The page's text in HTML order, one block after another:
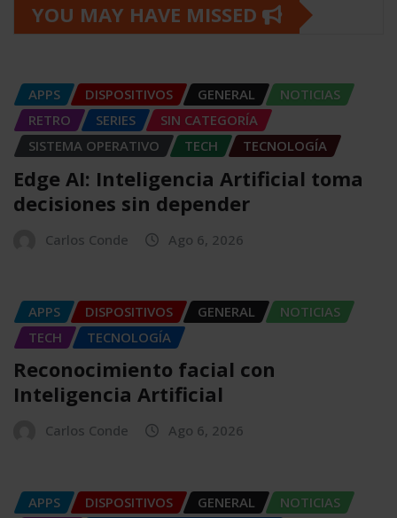
YOU MAY HAVE MISSED
APPS DISPOSITIVOS GENERAL
NOTICIAS
RETRO
SERIES
SIN CATEGORÍA
SISTEMA OPERATIVO
TECH TECNOLOGÍA
Edge AI: Inteligencia Artificial toma
decisiones sin depender
Carlos Conde Ago 6, 2026
APPS DISPOSITIVOS GENERAL
NOTICIAS
TECH
TECNOLOGÍA
Reconocimiento facial con
Inteligencia Artificial
Carlos Conde Ago 6, 2026
APPS DISPOSITIVOS GENERAL
NOTICIAS